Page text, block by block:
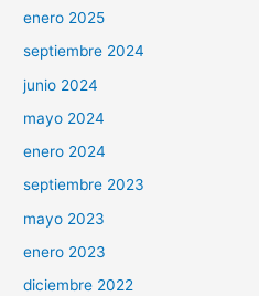
enero 2025
septiembre 2024
junio 2024
mayo 2024
enero 2024
septiembre 2023
mayo 2023
enero 2023
diciembre 2022